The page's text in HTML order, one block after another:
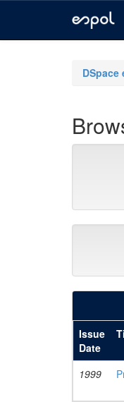
DSpace
Issue
Date
1999